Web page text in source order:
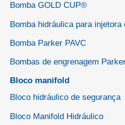
Bomba GOLD CUP®
Bomba hidráulica para injetora
Bomba Parker PAVC
Bombas de engrenagem
Bloco manifold
Bloco hidráulico de segurança
Bloco Manifold Hidráulico